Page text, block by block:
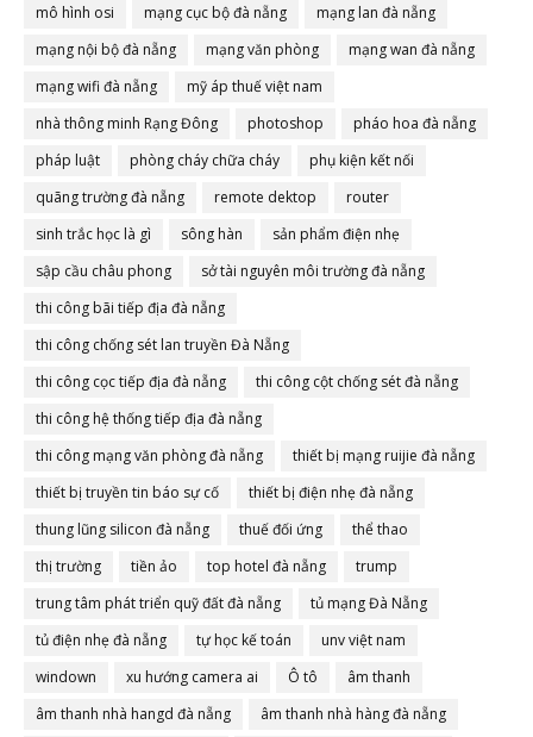
mô hình osi
mạng cục bộ đà nẵng
mạng lan đà nẵng
mạng nội bộ đà nẵng
mạng văn phòng
mạng wan đà nẵng
mạng wifi đà nẵng
mỹ áp thuế việt nam
nhà thông minh Rạng Đông
photoshop
pháo hoa đà nẵng
pháp luật
phòng cháy chữa cháy
phụ kiện kết nối
quãng trường đà nẵng
remote dektop
router
sinh trắc học là gì
sông hàn
sản phẩm điện nhẹ
sập cầu châu phong
sở tài nguyên môi trường đà nẵng
thi công bãi tiếp địa đà nẵng
thi công chống sét lan truyền Đà Nẵng
thi công cọc tiếp địa đà nẵng
thi công cột chống sét đà nẵng
thi công hệ thống tiếp địa đà nẵng
thi công mạng văn phòng đà nẵng
thiết bị mạng ruijie đà nẵng
thiết bị truyền tin báo sự cố
thiết bị điện nhẹ đà nẵng
thung lũng silicon đà nẵng
thuế đối ứng
thể thao
thị trường
tiền ảo top hotel đà nẵng
trump
trung tâm phát triển quỹ đất đà nẵng
tủ mạng Đà Nẵng
tủ điện nhẹ đà nẵng
tự học kế toán
unv việt nam
windown
xu hướng camera ai Ô tô
âm thanh
âm thanh nhà hangd đà nẵng
âm thanh nhà hàng đà nẵng